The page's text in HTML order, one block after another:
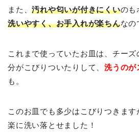
また、汚れや匂いが付きにくいのも
洗いやすく、お手入れが楽ちんなの
これまで使っていたお皿は、チー
分がこびりついたりして、洗うのが
も。
このお皿でも多少はこびりつきます
楽に洗い落とせました！